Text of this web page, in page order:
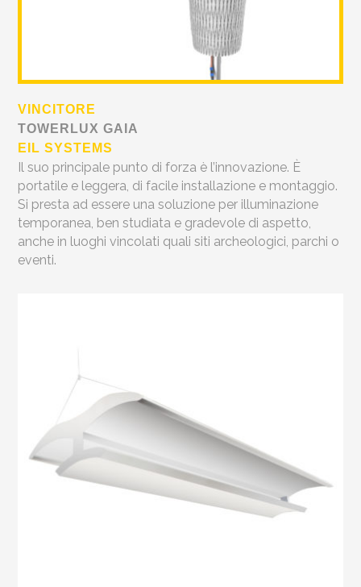
VINCITORE
TOWERLUX GAIA
EIL SYSTEMS
Il suo principale punto di forza è l’innovazione. È
portatile e leggera, di facile installazione e montaggio.
Si presta ad essere una soluzione per illuminazione
temporanea, ben studiata e gradevole di aspetto,
anche in luoghi vincolati quali siti archeologici, parchi o
eventi.